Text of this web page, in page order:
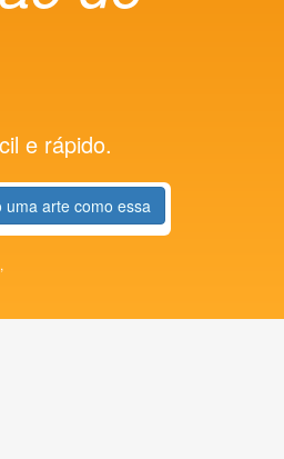
e rápido.
uma arte como essa